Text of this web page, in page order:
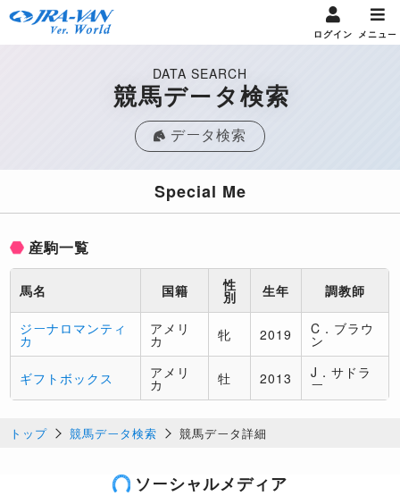
ログイン メニュー
DATA SEARCH
競馬データ検索
データ検索
Special Me
産駒一覧
馬名 国籍 性
別 生年 調教師
ジーナロマンティ
カ
アメリ
カ 牝 2019 C．ブラウ
ン
ギフトボックス アメリ
カ 牡 2013 J．サドラ
ー
トップ 競馬データ検索 競馬データ詳細
ソーシャルメディア